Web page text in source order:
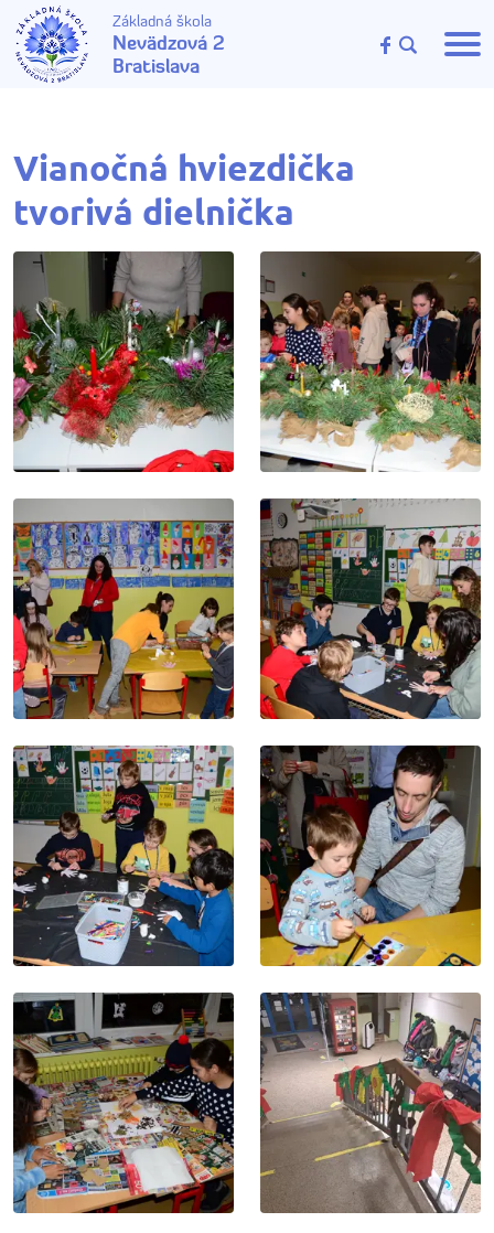
Základná škola
Nevädzová 2
Bratislava
Vianočná hviezdička
tvorivá dielnička